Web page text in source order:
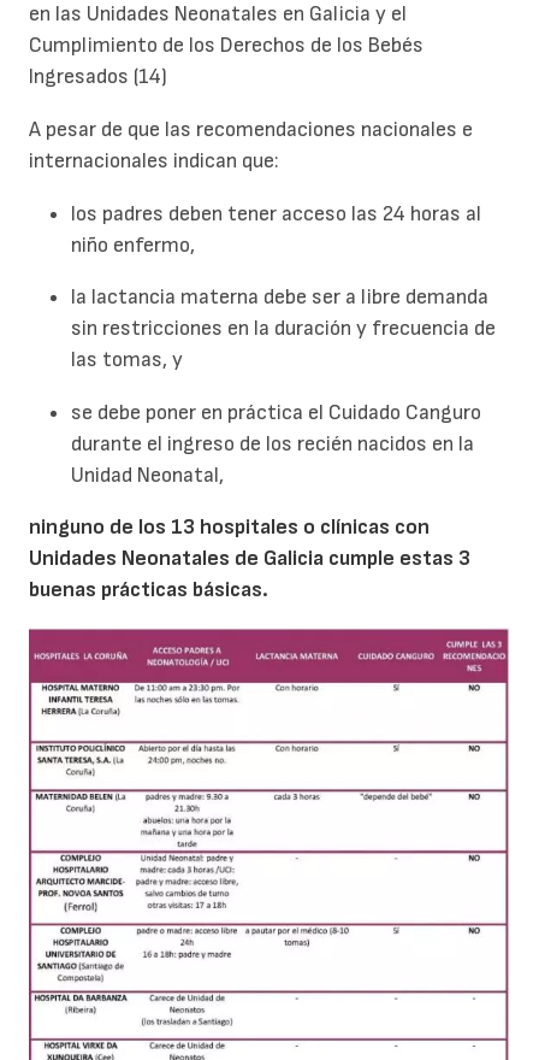
en las Unidades Neonatales en Galicia y el
Cumplimiento de los Derechos de los Bebés
Ingresados (14)
A pesar de que las recomendaciones nacionales e
internacionales indican que:
los padres deben tener acceso las 24 horas al
niño enfermo,
la lactancia materna debe ser a libre demanda
sin restricciones en la duración y frecuencia de
las tomas, y
se debe poner en práctica el Cuidado Canguro
durante el ingreso de los recién nacidos en la
Unidad Neonatal,
ninguno de los 13 hospitales o clínicas con
Unidades Neonatales de Galicia cumple estas 3
buenas prácticas básicas.